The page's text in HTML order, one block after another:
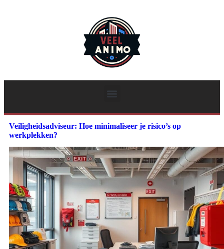
Veiligheidsadviseur: Hoe minimaliseer je risico’s op
werkplekken?